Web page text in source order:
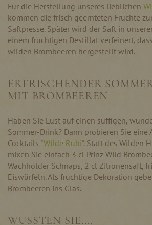
Für die Herstellung unseres lieblichen
kommen die frisch geernteten Früchte
Saftpresse. Später wird der Saft in
einem fruchtigen Destillat verfeinert,
wilden Brombeeren hergestellt wird.
ERFRISCHENDER
MIT BROMBEEREN
Haben Sie Lust auf einen süffigen,
Sommer-Drink? Dann probieren Sie eine
Cocktails "Wilde Rubi". Statt des Wilden
mixen Sie einfach 3 cl Prinz Wild
Wachholder Schnaps, 2 cl Zitronensaft,
Eiswürfeln. Als fruchtige Dekoration
Brombeeren ins Glas.
WUSSTEN SIE...,